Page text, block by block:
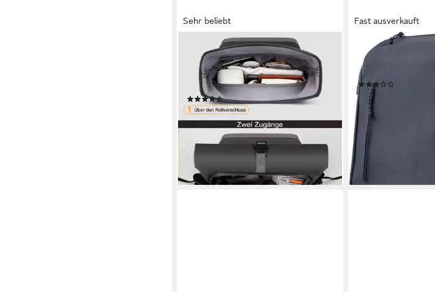
Sehr beliebt
Laptoprucksack RollTop Rucksack
Herren Damen 25L-30L
Schulrucksack, rucksack wasserdicht
(306)
38,00 € UVP99,99 €
nur bis Dienstag
lieferbar - in 4-5 Werktagen bei dir
Fast ausverkauft
Notebook-
Backpack (1-tlg)
69,58 €
lieferbar - in 3-4